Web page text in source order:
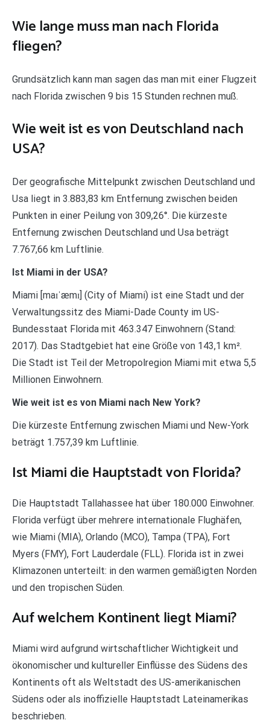
Wie lange muss man nach Florida
fliegen?
Grundsätzlich kann man sagen das man mit einer Flugzeit
nach Florida zwischen 9 bis 15 Stunden rechnen muß.
Wie weit ist es von Deutschland nach
USA?
Der geografische Mittelpunkt zwischen Deutschland und
Usa liegt in 3.883,83 km Entfernung zwischen beiden
Punkten in einer Peilung von 309,26°. Die kürzeste
Entfernung zwischen Deutschland und Usa beträgt
7.767,66 km Luftlinie.
Ist Miami in der USA?
Miami [maɪˈæmɪ] (City of Miami) ist eine Stadt und der
Verwaltungssitz des Miami-Dade County im US-
Bundesstaat Florida mit 463.347 Einwohnern (Stand:
2017). Das Stadtgebiet hat eine Größe von 143,1 km².
Die Stadt ist Teil der Metropolregion Miami mit etwa 5,5
Millionen Einwohnern.
Wie weit ist es von Miami nach New York?
Die kürzeste Entfernung zwischen Miami und New-York
beträgt 1.757,39 km Luftlinie.
Ist Miami die Hauptstadt von Florida?
Die Hauptstadt Tallahassee hat über 180.000 Einwohner.
Florida verfügt über mehrere internationale Flughäfen,
wie Miami (MIA), Orlando (MCO), Tampa (TPA), Fort
Myers (FMY), Fort Lauderdale (FLL). Florida ist in zwei
Klimazonen unterteilt: in den warmen gemäßigten Norden
und den tropischen Süden.
Auf welchem Kontinent liegt Miami?
Miami wird aufgrund wirtschaftlicher Wichtigkeit und
ökonomischer und kultureller Einflüsse des Südens des
Kontinents oft als Weltstadt des US-amerikanischen
Südens oder als inoffizielle Hauptstadt Lateinamerikas
beschrieben.